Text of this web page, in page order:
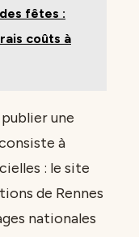
fêtes :
coûts à
une
à
: le site
de Rennes
nationales